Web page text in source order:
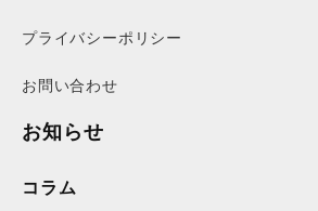
プライバシーポリシー
お問い合わせ
お知らせ
コラム